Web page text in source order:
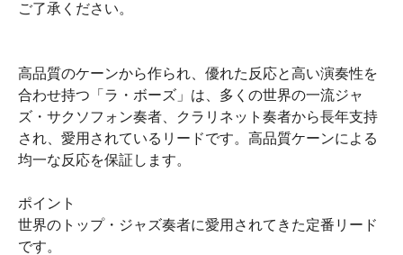
ご了承ください。
高品質のケーンから作られ、優れた反応と高い演奏性を
合わせ持つ「ラ・ボーズ」は、多くの世界の一流ジャ
ズ・サクソフォン奏者、クラリネット奏者から長年支持
され、愛用されているリードです。高品質ケーンによる
均一な反応を保証します。
ポイント
世界のトップ・ジャズ奏者に愛用されてきた定番リード
です。